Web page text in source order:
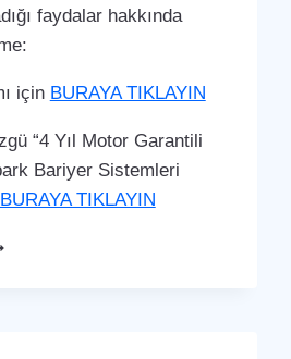
faydalar hakkında
için BURAYA TIKLAYIN
“4 Yıl Motor Garantili
Bariyer Sistemleri
BURAYA TIKLAYIN